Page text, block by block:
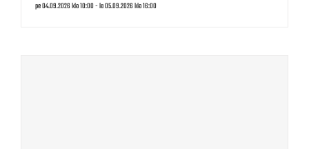
pe 04.09.2026 klo 10:00-la 05.09.2026 klo 16:00